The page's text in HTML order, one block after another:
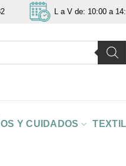
L a V de: 10:00 a
Y CUIDADOS TEXTIL